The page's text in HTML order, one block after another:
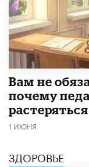
​Вам не
почему
растеряться
1 ИЮНЯ
ЗДОРОВЬЕ